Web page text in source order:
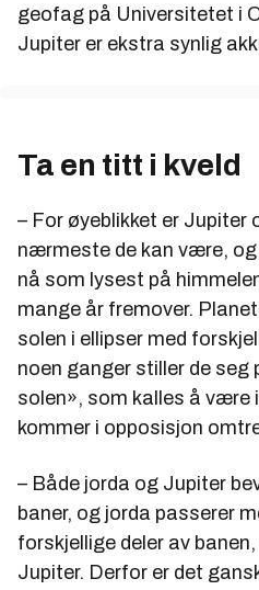
geofag på Universitetet i
Jupiter er ekstra synlig
Ta en titt i kveld
– For øyeblikket er Jupiter
nærmeste de kan være,
nå som lysest på
mange år fremover.
solen i ellipser med
noen ganger stiller de seg
solen», som kalles å være
kommer i opposisjon
– Både jorda og Jupiter
baner, og jorda passerer
forskjellige deler av
Jupiter. Derfor er det